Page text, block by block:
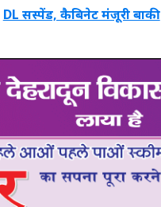
DL सस्पेंड, कैबिनेट मंजूरी बाकी